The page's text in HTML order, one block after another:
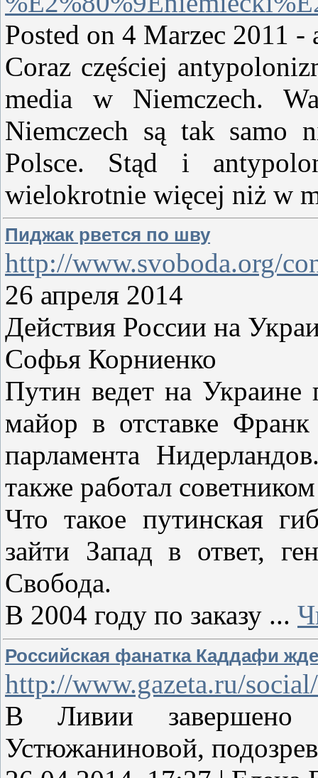
Posted on 4 Marzec 2011
Coraz częściej
media w Niemczech.
Niemczech są tak
Polsce. Stąd i
wielokrotnie więcej niż w
Пиджак рвется по шву
http://www.svoboda.org/
26 апреля 2014
Действия России на
Софья Корниенко
Путин ведет на Украине
майор в отставке
парламента
также работал
Что такое путинская
зайти Запад в ответ,
Свобода.
В 2004 году по заказу ...
Российская фанатка Каддафи
http://www.gazeta.ru/
В Ливии завершено
Устюжаниновой,